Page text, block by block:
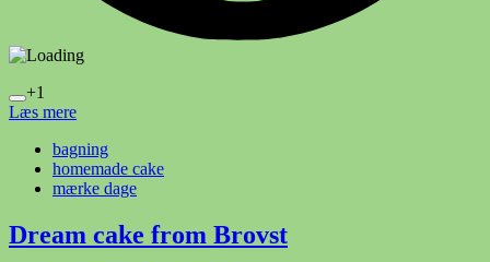
+1
Læs mere
bagning
homemade cake
mærke dage
Dream cake from Brovst